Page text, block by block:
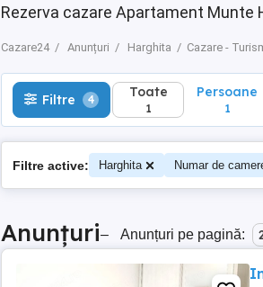
Rezerva cazare Apartament Munte
Cazare24 Anunțuri Harghita Cazare -
Filtre 4 Toate
1
Persoane
1
Filtre active: Harghita Numar de
Anunțuri– Anunțuri pe pagină: